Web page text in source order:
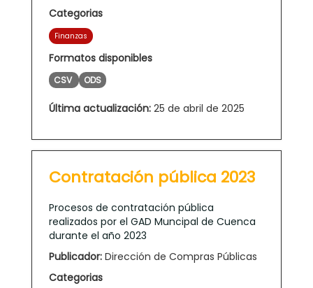
Categorias
Finanzas
Formatos disponibles
CSV ODS
Última actualización: 25 de abril de 2025
Contratación pública 2023
Procesos de contratación pública
realizados por el GAD Muncipal de Cuenca
durante el año 2023
Publicador: Dirección de Compras Públicas
Categorias